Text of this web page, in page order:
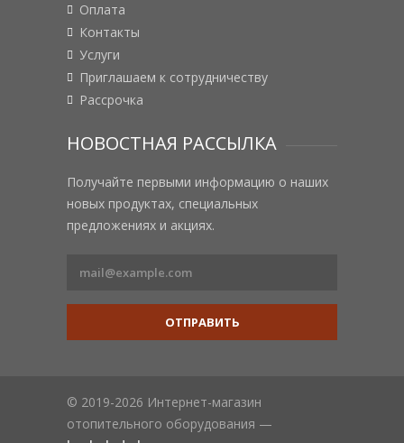
Оплата
Контакты
Услуги
Приглашаем к сотрудничеству
Рассрочка
НОВОСТНАЯ РАССЫЛКА
Получайте первыми информацию о наших
новых продуктах, специальных
предложениях и акциях.
ОТПРАВИТЬ
© 2019-2026 Интернет-магазин
отопительного оборудования —